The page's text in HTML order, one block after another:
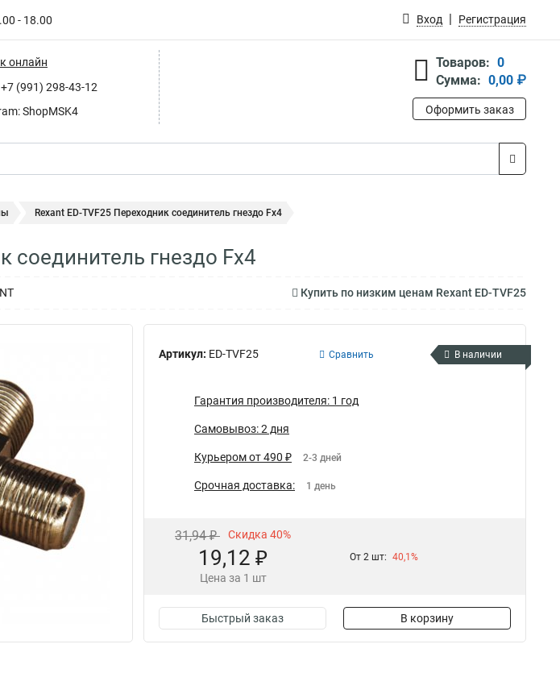
- 18.00 Вход Регистрация
онлайн
(991) 298-43-12
ShopMSK4
Товаров: 0
Сумма: 0,00 ₽
Оформить заказ
Rexant ED-TVF25 Переходник соединитель гнездо Fx4
соединитель гнездо Fx4
Купить по низким ценам Rexant ED-TVF25
Артикул: ED-TVF25 Сравнить В наличии
Гарантия производителя: 1 год
Самовывоз: 2 дня
Курьером от 490 ₽ 2-3 дней
Срочная доставка: 1 день
31,94 ₽ Скидка 40%
19,12 ₽
Цена за 1 шт
От 2 шт: 40,1%
Быстрый заказ В корзину